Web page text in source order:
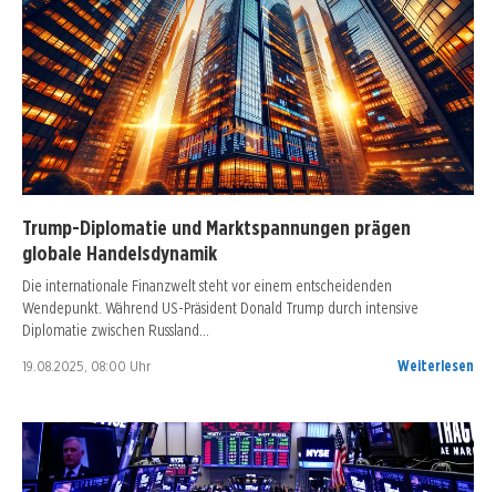
Trump-Diplomatie und Marktspannungen prägen
globale Handelsdynamik
Die internationale Finanzwelt steht vor einem entscheidenden
Wendepunkt. Während US-Präsident Donald Trump durch intensive
Diplomatie zwischen Russland…
19.08.2025, 08:00 Uhr Weiterlesen